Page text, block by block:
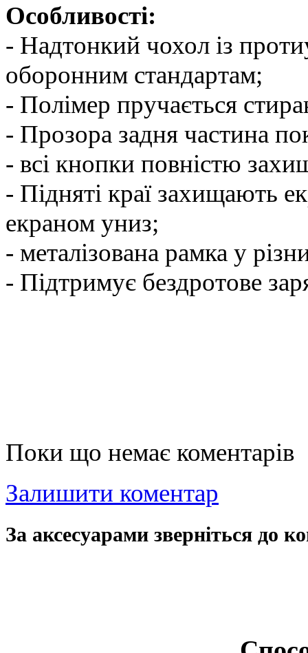
Особливості:
- Надтонкий чохол із
оборонним стандартам;
- Полімер пручається
- Прозора задня частина
- всі кнопки повністю
- Підняті краї захищають
екраном униз;
- металізована рамка у
- Підтримує бездротове
Поки що немає коментарів
Залишити коментар
За аксесуарами зверніться до